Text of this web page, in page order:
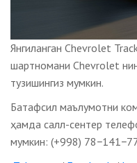
Янгиланган Chevrolet
шартномани Chevrolet
тузишингиз мумкин.
Батафсил маълумотни
ҳамда cалл-cентер
мумкин: (+998)